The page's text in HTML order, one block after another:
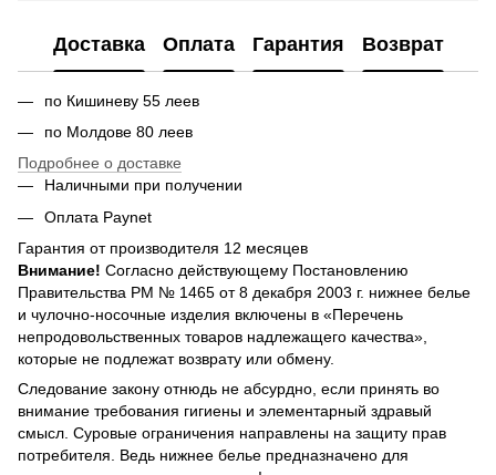
Доставка Оплата Гарантия Возврат
по Кишиневу 55 леев
по Молдове 80 леев
Подробнее о доставке
Наличными при получении
Оплата Paynet
Гарантия от производителя 12 месяцев
Внимание! Согласно действующему Постановлению
Правительства РМ № 1465 от 8 декабря 2003 г. нижнее белье
и чулочно-носочные изделия включены в «Перечень
непродовольственных товаров надлежащего качества»,
которые не подлежат возврату или обмену.
Следование закону отнюдь не абсурдно, если принять во
внимание требования гигиены и элементарный здравый
смысл. Суровые ограничения направлены на защиту прав
потребителя. Ведь нижнее белье предназначено для